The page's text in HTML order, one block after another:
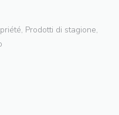
Prodotti di stagione,